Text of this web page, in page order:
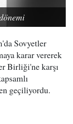
Sovyetler
karar vererek
Birliği'ne karşı
geçiliyordu.